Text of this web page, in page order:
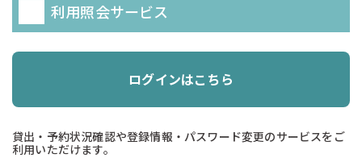
利用照会サービス
ログインはこちら
貸出・予約状況確認や登録情報・パスワード変更のサービスをご
利用いただけます。